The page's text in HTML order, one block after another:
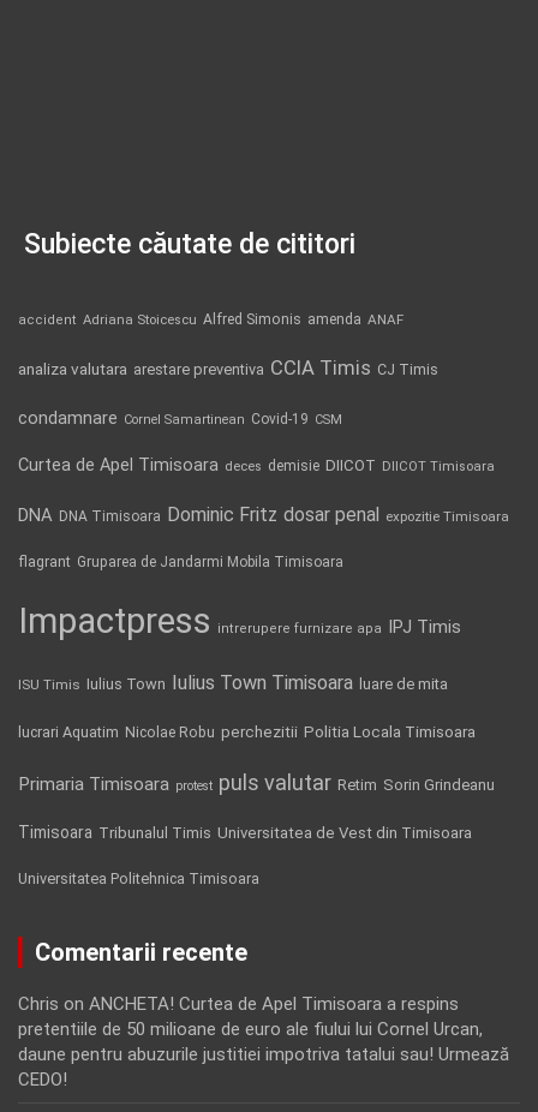
Subiecte căutate de cititori
accident Adriana Stoicescu Alfred Simonis amenda ANAF
analiza valutara arestare preventiva CCIA Timis CJ Timis
condamnare Cornel Samartinean Covid-19 CSM
Curtea de Apel Timisoara deces demisie DIICOT DIICOT Timisoara
DNA DNA Timisoara Dominic Fritz dosar penal expozitie Timisoara
flagrant Gruparea de Jandarmi Mobila Timisoara
Impactpress intrerupere furnizare apa IPJ Timis
ISU Timis Iulius Town Iulius Town Timisoara luare de mita
lucrari Aquatim Nicolae Robu perchezitii Politia Locala Timisoara
Primaria Timisoara protest puls valutar Retim Sorin Grindeanu
Timisoara Tribunalul Timis Universitatea de Vest din Timisoara
Universitatea Politehnica Timisoara
Comentarii recente
Chris on ANCHETA! Curtea de Apel Timisoara a respins
pretentiile de 50 milioane de euro ale fiului lui Cornel Urcan,
daune pentru abuzurile justitiei impotriva tatalui sau! Urmează
CEDO!